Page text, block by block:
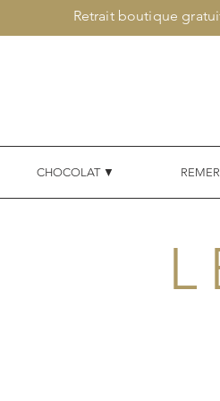
Retrait boutique
CHOCOLAT ▼